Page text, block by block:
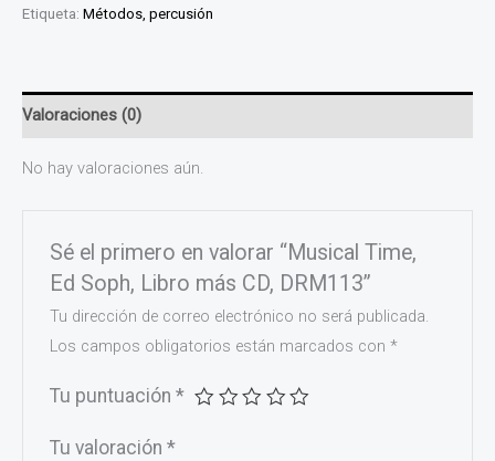
Etiqueta: Métodos, percusión
Valoraciones (0)
No hay valoraciones aún.
Sé el primero en valorar “Musical Time,
Ed Soph, Libro más CD, DRM113”
Tu dirección de correo electrónico no será publicada.
Los campos obligatorios están marcados con*
Tu puntuación*
Tu valoración*